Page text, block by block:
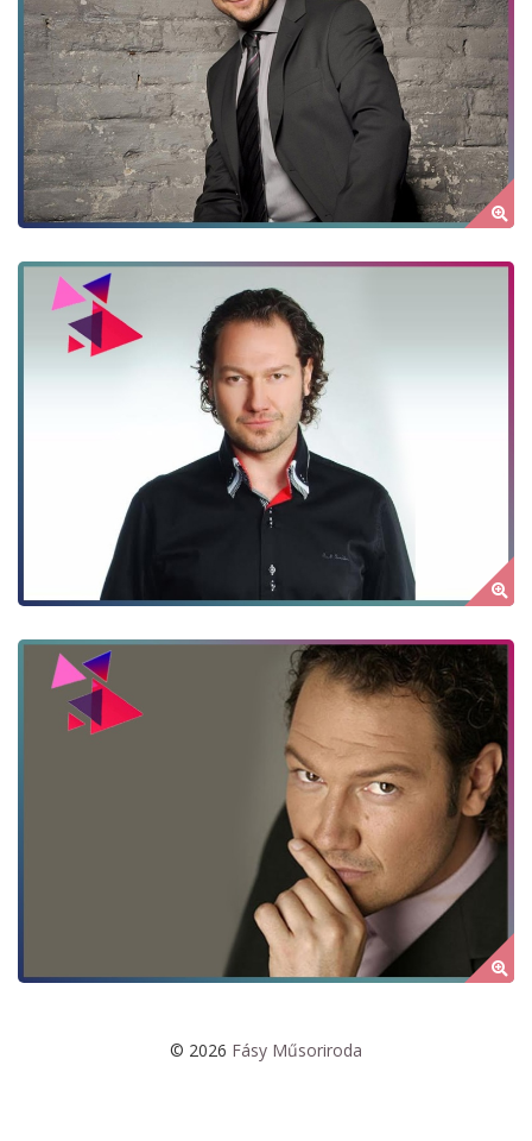
MILLER ZOLTÁN
by Author Name
MILLER ZOLTÁN
by Author Name
© 2026 Fásy Műsoriroda